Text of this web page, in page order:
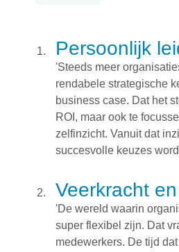
Persoonlijk
'Steeds meer
rendabele strategische
business case. Dat het
ROI, maar ook te
zelfinzicht. Vanuit dat
succesvolle keuzes
Veerkracht
'De wereld waarin
super flexibel zijn. Dat
medewerkers. De tijd